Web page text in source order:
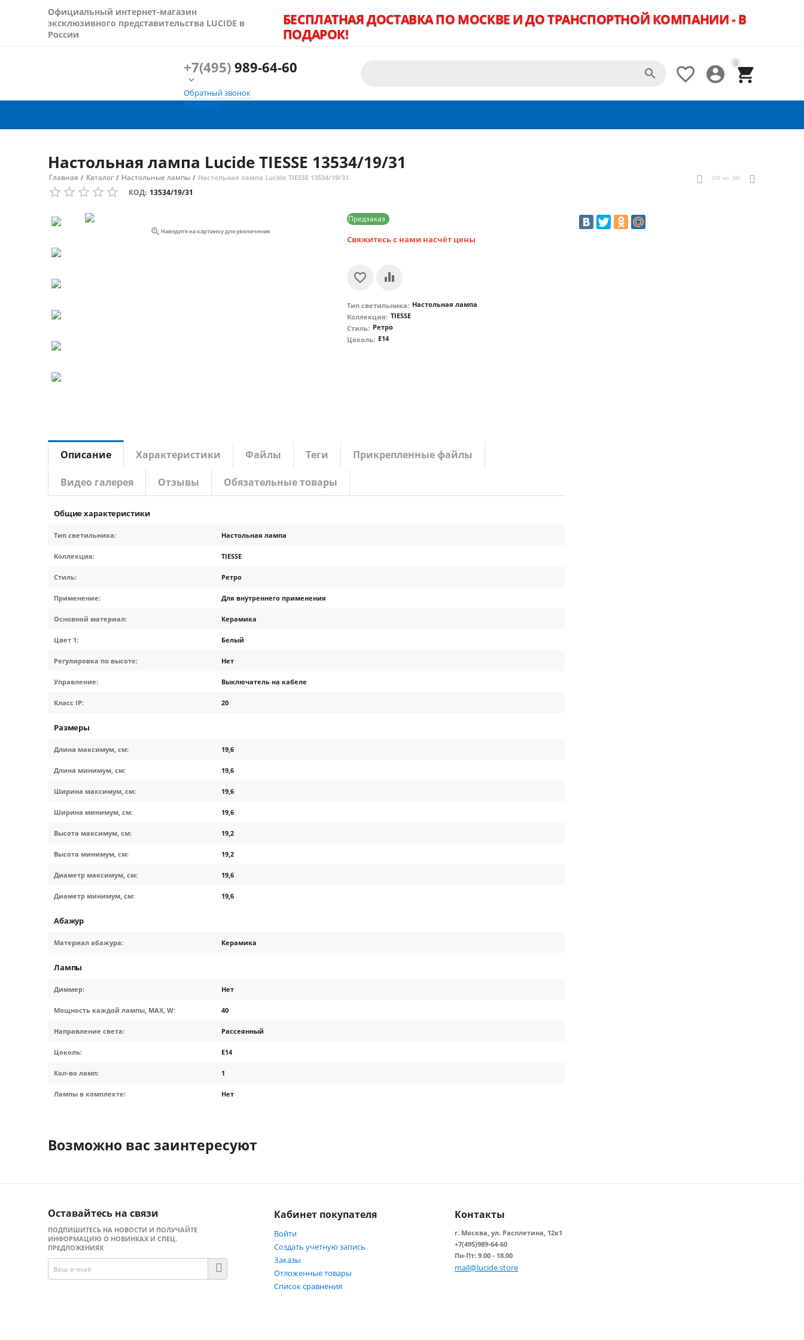
Официальный интернет-магазин
эксклюзивного представительства LUCIDE в
России
БЕСПЛАТНАЯ ДОСТАВКА ПО МОСКВЕ И ДО ТРАНСПОРТНОЙ КОМПАНИИ - В
ПОДАРОК!
+7(495)989-64-60

Обратный звонок
Контакты
0




Настольная лампа Lucide TIESSE 13534/19/31
Главная / Каталог / Настольные лампы / Настольная лампа Lucide TIESSE 13534/19/31 339 из 380
КОД: 13534/19/31
 Наведите на картинку для увеличения
Предзаказ
Свяжитесь с нами насчёт цены
Тип светильника: Настольная лампа
Коллекция: TIESSE
Стиль: Ретро
Цоколь: E14
Описание Характеристики Файлы Теги Прикрепленные файлы
Видео галерея Отзывы Обязательные товары
Общие характеристики
Тип светильника: Настольная лампа
Коллекция: TIESSE
Стиль: Ретро
Применение: Для внутреннего применения
Основной материал: Керамика
Цвет 1: Белый
Регулировка по высоте: Нет
Управление: Выключатель на кабеле
Класс IP: 20
Размеры
Длина максимум, см: 19,6
Длина минимум, см: 19,6
Ширина максимум, см: 19,6
Ширина минимум, см: 19,6
Высота максимум, см: 19,2
Высота минимум, см: 19,2
Диаметр максимум, см: 19,6
Диаметр минимум, см: 19,6
Абажур
Материал абажура: Керамика
Лампы
Диммер: Нет
Мощность каждой лампы, MAX, W: 40
Направление света: Рассеянный
Цоколь: E14
Кол-во ламп: 1
Лампы в комплекте: Нет
Возможно вас заинтересуют
Оставайтесь на связи
ПОДПИШИТЕСЬ НА НОВОСТИ И ПОЛУЧАЙТЕ
ИНФОРМАЦИЮ О НОВИНКАХ И СПЕЦ.
ПРЕДЛОЖЕНИЯХ
Кабинет покупателя
Войти
Создать учетную запись
Заказы
Отложенные товары
Список сравнения
Контакты
г. Москва, ул. Расплетина, 12к1
+7(495)989-64-60
Пн-Пт: 9.00 - 18.00
mail@lucide.store